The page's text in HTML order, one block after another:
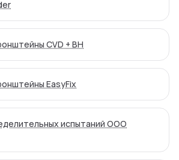
CVD + BH
EasyFix
испытаний ООО